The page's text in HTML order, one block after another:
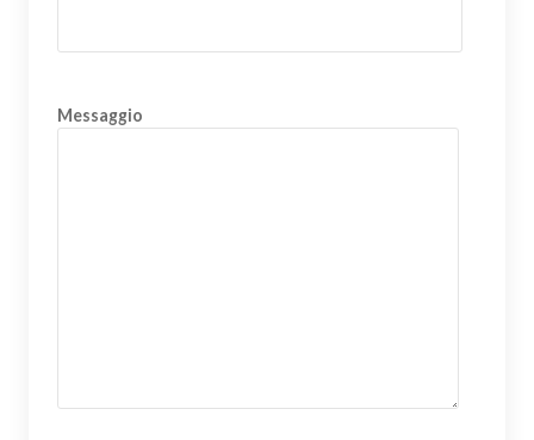
Messaggio